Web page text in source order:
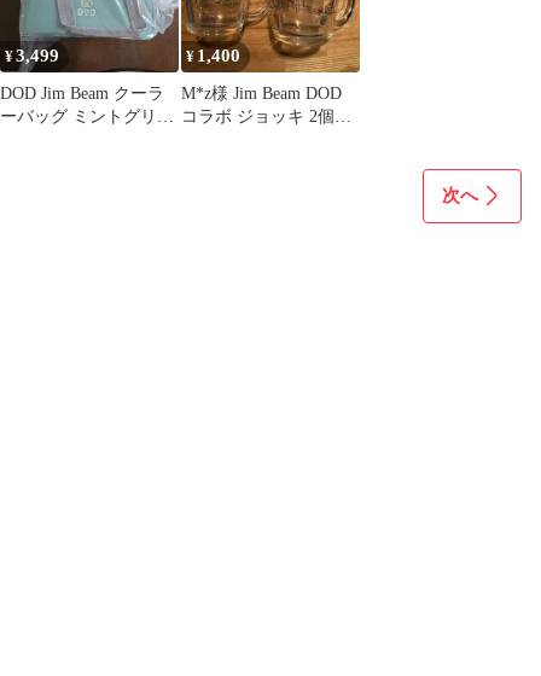
¥3,499
DOD Jim Beam クーラ
ーバッグ ミントグリー
¥ 1,400
M*z様 Jim Beam DOD
コラボ ジョッキ 2個セ
次へ